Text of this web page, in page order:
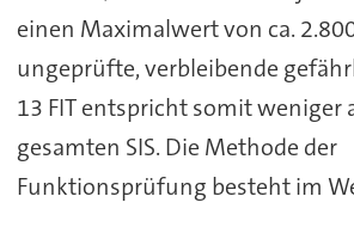
einen Maximalwert von ca.
ungeprüfte, verbleibende
13 FIT entspricht somit weniger
gesamten SIS. Die Methode der
Funktionsprüfung besteht im